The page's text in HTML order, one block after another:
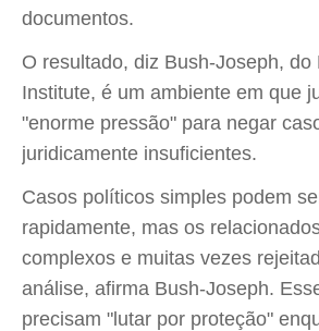
documentos.
O resultado, diz Bush-Joseph, do
Institute, é um ambiente em que
"enorme pressão" para negar
juridicamente insuficientes.
Casos políticos simples podem
rapidamente, mas os
complexos e muitas vezes
análise, afirma Bush-Joseph.
precisam "lutar por proteção"